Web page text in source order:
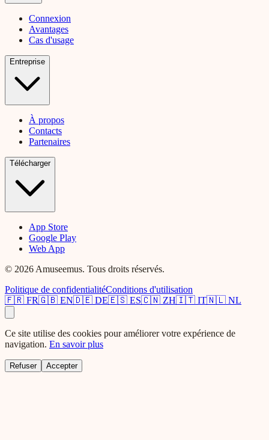
Connexion
Avantages
Cas d'usage
Entreprise
À propos
Contacts
Partenaires
Télécharger
App Store
Google Play
Web App
© 2026 Amuseemus. Tous droits réservés.
Politique de confidentialitéConditions d'utilisation
🇫🇷 FR🇬🇧 EN🇩🇪 DE🇪🇸 ES🇨🇳 ZH🇮🇹 IT🇳🇱 NL
Ce site utilise des cookies pour améliorer votre expérience de
navigation. En savoir plus
Refuser Accepter